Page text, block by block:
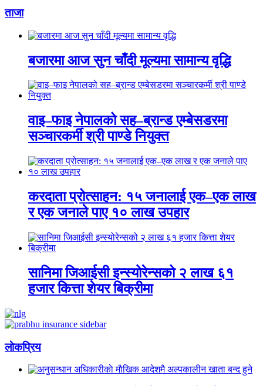
ताजा
बजारमा आज सुन चाँदी मूल्यमा सामान्य वृद्धि
वाइ–फाइ नेपालको सह–ब्रान्ड एम्बेसडरमा
सञ्चारकर्मी श्री पाण्डे नियुक्त
करदाता प्रोत्साहन: १५ जनालाई एक–एक लाख
र एक जनाले पाए १० लाख उपहार
सानिमा जिआईसी इन्स्योरेन्सको २ लाख ६१
हजार कित्ता शेयर बिक्रीमा
लाेकप्रिय